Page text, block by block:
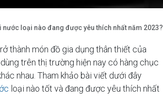
nước loại nào đang được yêu thích nhất năm 2023?
thành món đồ gia dụng thân thiết của
trên thị trường hiện nay có hàng chục
nhau. Tham khảo bài viết dưới đây
loại nào tốt và đang được yêu thích nhất